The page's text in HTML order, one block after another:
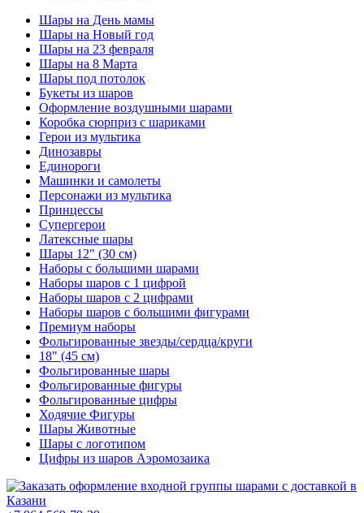
Шары на День мамы
Шары на Новый год
Шары на 23 февраля
Шары на 8 Марта
Шары под потолок
Букеты из шаров
Оформление воздушными шарами
Коробка сюрприз с шариками
Герои из мультика
Динозавры
Единороги
Машинки и самолеты
Персонажи из мультика
Принцессы
Супергерои
Латексные шары
Шары 12" (30 см)
Наборы с большими шарами
Наборы шаров с 1 цифрой
Наборы шаров с 2 цифрами
Наборы шаров с большими фигурами
Премиум наборы
Фольгированные звезды/сердца/круги
18" (45 см)
Фольгированные шары
Фольгированные фигуры
Фольгированные цифры
Ходячие Фигуры
Шары Животные
Шары с логотипом
Цифры из шаров Аэромозаика